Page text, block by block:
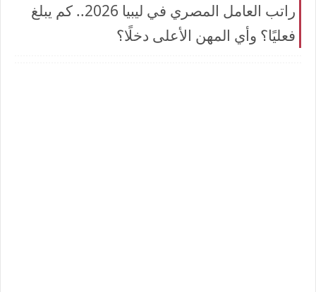
راتب العامل المصري في ليبيا 2026.. كم يبلغ
فعليًا؟ وأي المهن الأعلى دخلًا؟